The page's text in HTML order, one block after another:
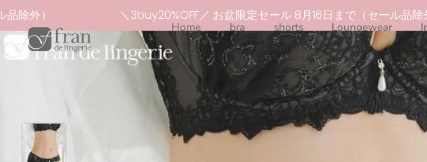
Skip
to
content
除外） ＼3buy20%OFF／ お盆限定セール 8月16日まで（セール品除
Home bra shorts Loungewear